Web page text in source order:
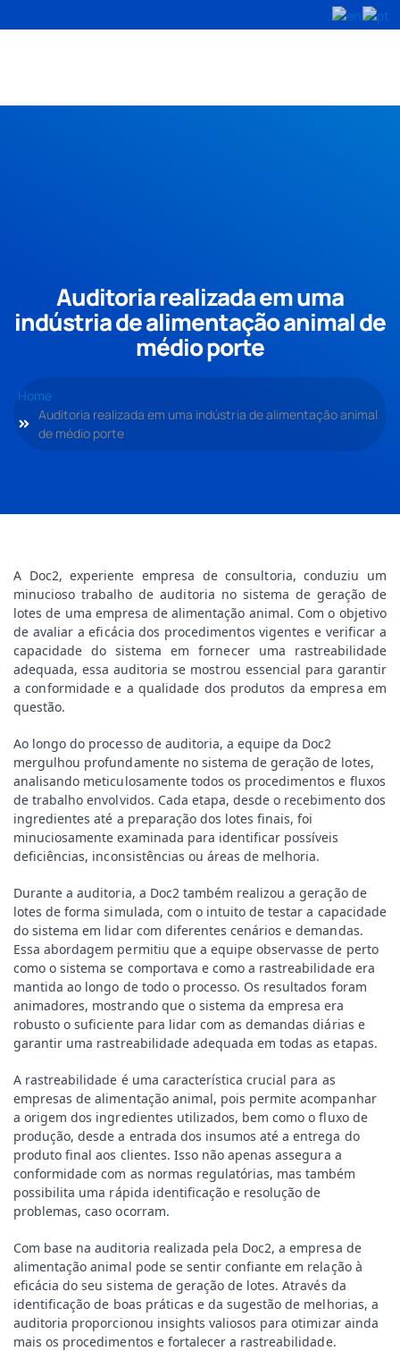
Auditoria realizada em uma
indústria de alimentação animal de
médio porte
Home
Auditoria realizada em uma indústria de alimentação animal
de médio porte
A Doc2, experiente empresa de consultoria, conduziu um
minucioso trabalho de auditoria no sistema de geração de
lotes de uma empresa de alimentação animal. Com o objetivo
de avaliar a eficácia dos procedimentos vigentes e verificar a
capacidade do sistema em fornecer uma rastreabilidade
adequada, essa auditoria se mostrou essencial para garantir
a conformidade e a qualidade dos produtos da empresa em
questão.
Ao longo do processo de auditoria, a equipe da Doc2
mergulhou profundamente no sistema de geração de lotes,
analisando meticulosamente todos os procedimentos e fluxos
de trabalho envolvidos. Cada etapa, desde o recebimento dos
ingredientes até a preparação dos lotes finais, foi
minuciosamente examinada para identificar possíveis
deficiências, inconsistências ou áreas de melhoria.
Durante a auditoria, a Doc2 também realizou a geração de
lotes de forma simulada, com o intuito de testar a capacidade
do sistema em lidar com diferentes cenários e demandas.
Essa abordagem permitiu que a equipe observasse de perto
como o sistema se comportava e como a rastreabilidade era
mantida ao longo de todo o processo. Os resultados foram
animadores, mostrando que o sistema da empresa era
robusto o suficiente para lidar com as demandas diárias e
garantir uma rastreabilidade adequada em todas as etapas.
A rastreabilidade é uma característica crucial para as
empresas de alimentação animal, pois permite acompanhar
a origem dos ingredientes utilizados, bem como o fluxo de
produção, desde a entrada dos insumos até a entrega do
produto final aos clientes. Isso não apenas assegura a
conformidade com as normas regulatórias, mas também
possibilita uma rápida identificação e resolução de
problemas, caso ocorram.
Com base na auditoria realizada pela Doc2, a empresa de
alimentação animal pode se sentir confiante em relação à
eficácia do seu sistema de geração de lotes. Através da
identificação de boas práticas e da sugestão de melhorias, a
auditoria proporcionou insights valiosos para otimizar ainda
mais os procedimentos e fortalecer a rastreabilidade.